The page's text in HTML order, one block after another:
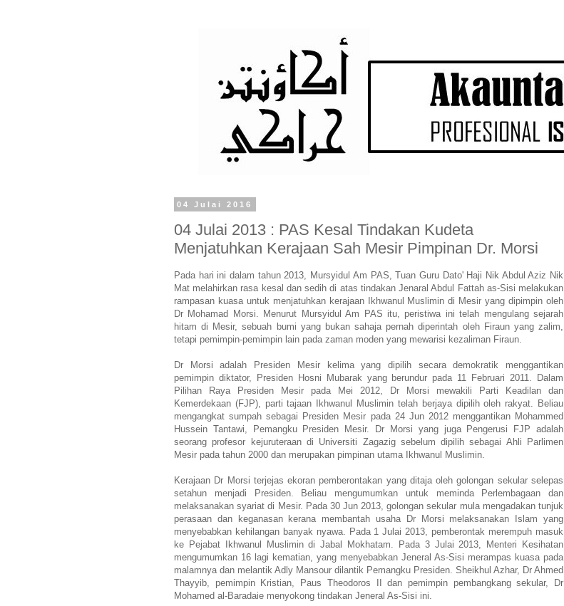
04 Julai 2016
04 Julai 2013 : PAS Kesal Tindakan Kudeta
Menjatuhkan Kerajaan Sah Mesir Pimpinan Dr. Morsi
Pada hari ini dalam tahun 2013, Mursyidul Am PAS, Tuan Guru Dato' Haji Nik Abdul Aziz Nik
Mat melahirkan rasa kesal dan sedih di atas tindakan Jenaral Abdul Fattah as-Sisi melakukan
rampasan kuasa untuk menjatuhkan kerajaan Ikhwanul Muslimin di Mesir yang dipimpin oleh
Dr Mohamad Morsi. Menurut Mursyidul Am PAS itu, peristiwa ini telah mengulang sejarah
hitam di Mesir, sebuah bumi yang bukan sahaja pernah diperintah oleh Firaun yang zalim,
tetapi pemimpin-pemimpin lain pada zaman moden yang mewarisi kezaliman Firaun.
Dr Morsi adalah Presiden Mesir kelima yang dipilih secara demokratik menggantikan
pemimpin diktator, Presiden Hosni Mubarak yang berundur pada 11 Februari 2011. Dalam
Pilihan Raya Presiden Mesir pada Mei 2012, Dr Morsi mewakili Parti Keadilan dan
Kemerdekaan (FJP), parti tajaan Ikhwanul Muslimin telah berjaya dipilih oleh rakyat. Beliau
mengangkat sumpah sebagai Presiden Mesir pada 24 Jun 2012 menggantikan Mohammed
Hussein Tantawi, Pemangku Presiden Mesir. Dr Morsi yang juga Pengerusi FJP adalah
seorang profesor kejuruteraan di Universiti Zagazig sebelum dipilih sebagai Ahli Parlimen
Mesir pada tahun 2000 dan merupakan pimpinan utama Ikhwanul Muslimin.
Kerajaan Dr Morsi terjejas ekoran pemberontakan yang ditaja oleh golongan sekular selepas
setahun menjadi Presiden. Beliau mengumumkan untuk meminda Perlembagaan dan
melaksanakan syariat di Mesir. Pada 30 Jun 2013, golongan sekular mula mengadakan tunjuk
perasaan dan keganasan kerana membantah usaha Dr Morsi melaksanakan Islam yang
menyebabkan kehilangan banyak nyawa. Pada 1 Julai 2013, pemberontak merempuh masuk
ke Pejabat Ikhwanul Muslimin di Jabal Mokhatam. Pada 3 Julai 2013, Menteri Kesihatan
mengumumkan 16 lagi kematian, yang menyebabkan Jeneral As-Sisi merampas kuasa pada
malamnya dan melantik Adly Mansour dilantik Pemangku Presiden. Sheikhul Azhar, Dr Ahmed
Thayyib, pemimpin Kristian, Paus Theodoros II dan pemimpin pembangkang sekular, Dr
Mohamed al-Baradaie menyokong tindakan Jeneral As-Sisi ini.